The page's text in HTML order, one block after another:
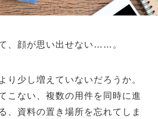
、顔が思い出せない……。
り少し増えていないだろうか。
こない、複数の用件を同時に進
、資料の置き場所を忘れてしま